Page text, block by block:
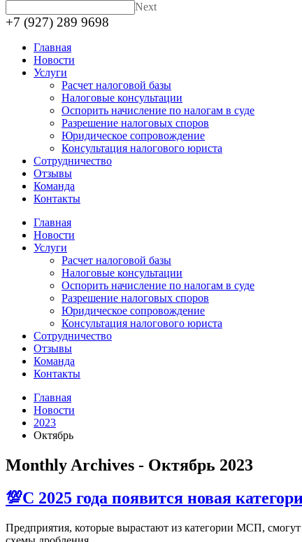
Next
+7 (927) 289 9698
Главная
Новости
Услуги
Расчет налоговой базы
Налоговые консультации
Оспорить начисление по налогам в суде
Разрешение налоговых споров
Юридическое сопровождение
Консультация налогового юриста
Сотрудничество
Отзывы
Команда
Контакты
Главная
Новости
Услуги
Расчет налоговой базы
Налоговые консультации
Оспорить начисление по налогам в суде
Разрешение налоговых споров
Юридическое сопровождение
Консультация налогового юриста
Сотрудничество
Отзывы
Команда
Контакты
Главная
Новости
2023
Октябрь
Monthly Archives - Октябрь 2023
💯С 2025 года появится новая
Предприятия, которые вырастают из категории МСП,